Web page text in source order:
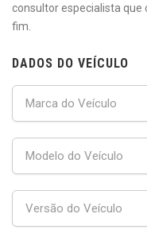
consultor especialista que
fim.
DADOS DO VEÍCULO